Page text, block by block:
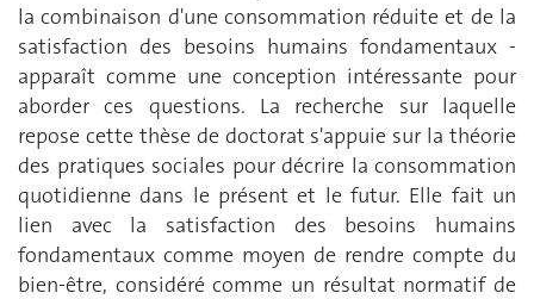
la combinaison d'une consommation réduite et de la
satisfaction des besoins humains fondamentaux -
apparaît comme une conception intéressante pour
aborder ces questions. La recherche sur laquelle
repose cette thèse de doctorat s'appuie sur la théorie
des pratiques sociales pour décrire la consommation
quotidienne dans le présent et le futur. Elle fait un
lien avec la satisfaction des besoins humains
fondamentaux comme moyen de rendre compte du
bien-être, considéré comme un résultat normatif de